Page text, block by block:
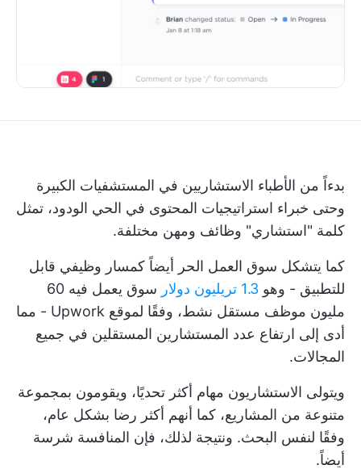
بدءاً من الأطباء الاستشاريين في المستشفيات الكبيرة
وحتى خبراء استراتيجيات المحتوى في الحي الودود، تمثل
كلمة "استشاري" وظائف ومهن مختلفة.
كما يتشكل سوق العمل الحر أيضاً كمسار وظيفي قابل
للتطبيق - وهو 1.3 تريليون دولار
سوق يعمل فيه 60
مليون موظف مستقل نشط، وفقًا لموقع Upwork - مما
أدى إلى ارتفاع عدد المستشارين المستقلين في جميع
المجالات.
ويتولى الاستشاريون مهام أكثر تحديًا، ويقومون بمجموعة
متنوعة من المشاريع، كما أنهم أكثر رضا بشكل عام،
وفقًا لنفس البحث. ونتيجة لذلك، فإن المنافسة شرسة
أيضاً.